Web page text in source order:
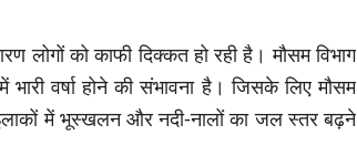
को काफी दिक्कत हो रही है। मौसम विभाग
वर्षा होने की संभावना है। जिसके लिए मौसम
में भूस्खलन और नदी-नालों का जल स्तर बढ़ने